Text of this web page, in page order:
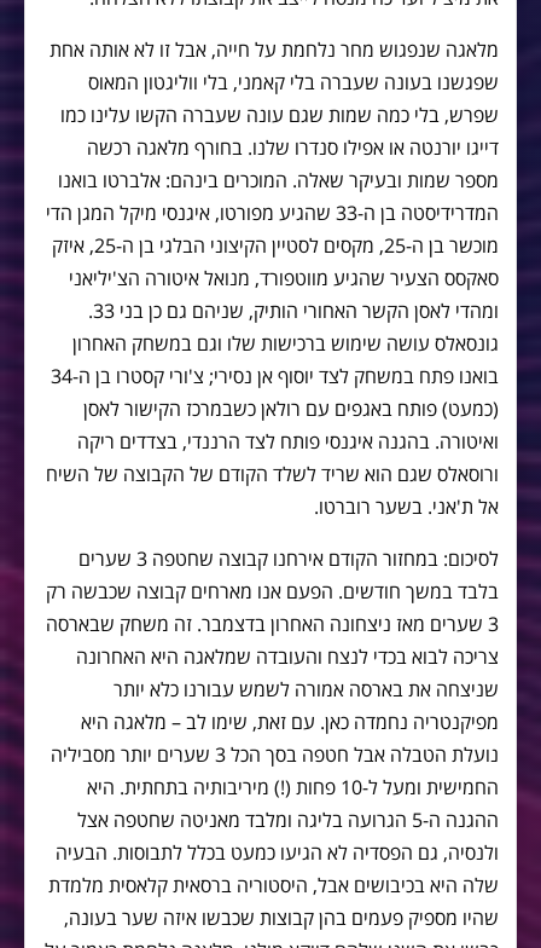
מלאגה שנפגוש מחר נלחמת על חייה, אבל זו לא אותה אחת
שפגשנו בעונה שעברה בלי קאמני, בלי ווליגטון המאוס
שפרש, בלי כמה שמות שגם עונה שעברה הקשו עלינו כמו
דייגו יורנטה או אפילו סנדרו שלנו. בחורף מלאגה רכשה
מספר שמות ובעיקר שאלה. המוכרים בינהם: אלברטו בואנו
המדרידיסטה בן ה-33 שהגיע מפורטו, איגנסי מיקל המגן הדי
מוכשר בן ה-25, מקסים לסטיין הקיצוני הבלגי בן ה-25, איזק
סאקסס הצעיר שהגיע מווטפורד, מנואל איטורה הצ'יליאני
ומהדי לאסן הקשר האחורי הותיק, שניהם גם כן בני 33.
גונסאלס עושה שימוש ברכישות שלו וגם במשחק האחרון
בואנו פתח במשחק לצד יוסוף אן נסירי; צ'ורי קסטרו בן ה-34
(כמעט) פותח באגפים עם רולאן כשבמרכז הקישור לאסן
ואיטורה. בהגנה איגנסי פותח לצד הרננדי, בצדדים ריקה
ורוסאלס שגם הוא שריד לשלד הקודם של הקבוצה של השיח
אל ת'אני. בשער רוברטו.
לסיכום: במחזור הקודם אירחנו קבוצה שחטפה 3 שערים
בלבד במשך חודשים. הפעם אנו מארחים קבוצה שכבשה רק
3 שערים מאז ניצחונה האחרון בדצמבר. זה משחק שבארסה
צריכה לבוא בכדי לנצח והעובדה שמלאגה היא האחרונה
שניצחה את בארסה אמורה לשמש עבורנו כלא יותר
מפיקנטריה נחמדה כאן. עם זאת, שימו לב – מלאגה היא
נועלת הטבלה אבל חטפה בסך הכל 3 שערים יותר מסביליה
החמישית ומעל ל-10 פחות (!) מיריבותיה בתחתית. היא
ההגנה ה-5 הגרועה בליגה ומלבד מאניטה שחטפה אצל
ולנסיה, גם הפסדיה לא הגיעו כמעט בכלל לתבוסות. הבעיה
שלה היא בכיבושים אבל, היסטוריה ברסאית קלאסית מלמדת
שהיו מספיק פעמים בהן קבוצות שכבשו איזה שער בעונה,